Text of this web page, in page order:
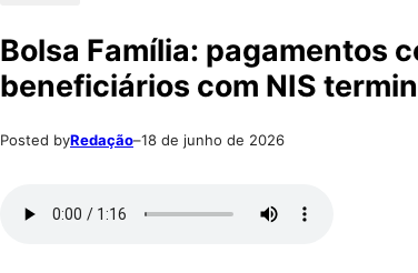
Bolsa Família: pagamentos
beneficiários com NIS
Posted byRedação–18 de junho de 2026